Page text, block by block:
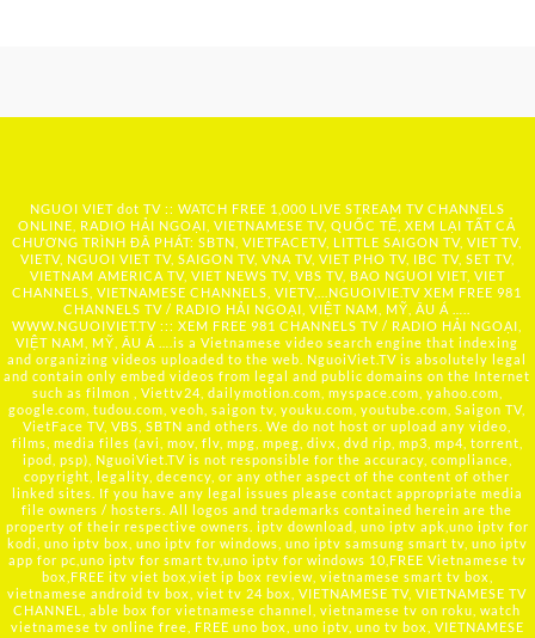
NGUOI VIET dot TV :: WATCH FREE 1,000 LIVE STREAM TV CHANNELS
ONLINE, RADIO HẢI NGOẠI, VIETNAMESE TV, QUỐC TẾ, XEM LẠI TẤT CẢ
CHƯƠNG TRÌNH ĐÃ PHÁT: SBTN, VIETFACETV, LITTLE SAIGON TV, VIET TV,
VIETV, NGUOI VIET TV, SAIGON TV, VNA TV, VIET PHO TV, IBC TV, SET TV,
VIETNAM AMERICA TV, VIET NEWS TV, VBS TV, BAO NGUOI VIET, VIET
CHANNELS, VIETNAMESE CHANNELS, VIETV,... NGUOIVIE.TV XEM FREE 981
CHANNELS TV / RADIO HẢI NGOẠI, VIỆT NAM, MỸ, ÂU Á …..
WWW.NGUOIVIET.TV ::: XEM FREE 981 CHANNELS TV / RADIO HẢI NGOẠI,
VIỆT NAM, MỸ, ÂU Á ….is a Vietnamese video search engine that indexing
and organizing videos uploaded to the web. NguoiViet.TV is absolutely legal
and contain only embed videos from legal and public domains on the Internet
such as filmon , Viettv24, dailymotion.com, myspace.com, yahoo.com,
google.com, tudou.com, veoh, saigon tv, youku.com, youtube.com, Saigon TV,
VietFace TV, VBS, SBTN and others. We do not host or upload any video,
films, media files (avi, mov, flv, mpg, mpeg, divx, dvd rip, mp3, mp4, torrent,
ipod, psp), NguoiViet.TV is not responsible for the accuracy, compliance,
copyright, legality, decency, or any other aspect of the content of other
linked sites. If you have any legal issues please contact appropriate media
file owners / hosters. All logos and trademarks contained herein are the
property of their respective owners. iptv download, uno iptv apk,uno iptv for
kodi, uno iptv box, uno iptv for windows, uno iptv samsung smart tv, uno iptv
app for pc,uno iptv for smart tv,uno iptv for windows 10,FREE Vietnamese tv
box,FREE itv viet box,viet ip box review, vietnamese smart tv box,
vietnamese android tv box, viet tv 24 box, VIETNAMESE TV, VIETNAMESE TV
CHANNEL, able box for vietnamese channel, vietnamese tv on roku, watch
vietnamese tv online free, FREE uno box, uno iptv, uno tv box, VIETNAMESE